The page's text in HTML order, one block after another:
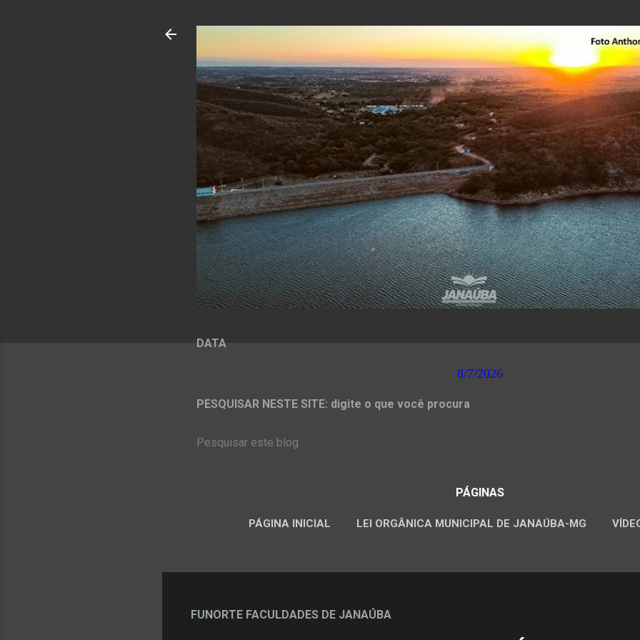
DATA
8/7/2026
PESQUISAR NESTE SITE: digite o que você procura
PÁGINAS
PÁGINA INICIAL LEI ORGÂNICA MUNICIPAL DE JANAÚBA-MG
FUNORTE FACULDADES DE JANAÚBA